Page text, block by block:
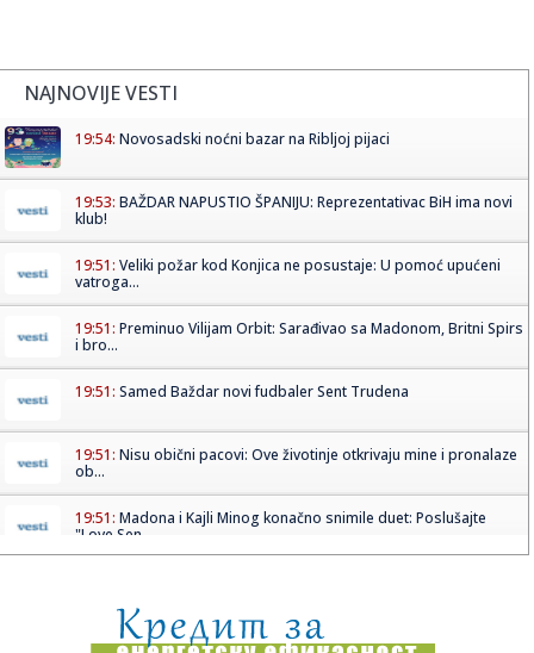
NAJNOVIJE VESTI
19:54: Novosadski noćni bazar na Ribljoj pijaci
19:53: BAŽDAR NAPUSTIO ŠPANIJU: Reprezentativac BiH ima novi
klub!
19:51: Veliki požar kod Konjica ne posustaje: U pomoć upućeni
vatroga...
19:51: Preminuo Vilijam Orbit: Sarađivao sa Madonom, Britni Spirs
i bro...
19:51: Samed Baždar novi fudbaler Sent Trudena
19:51: Nisu obični pacovi: Ove životinje otkrivaju mine i pronalaze
ob...
19:51: Madona i Kajli Minog konačno snimile duet: Poslušajte
"Love Sen...
19:51:Odmor u Beogradu završio incidentom: S gošćama iz